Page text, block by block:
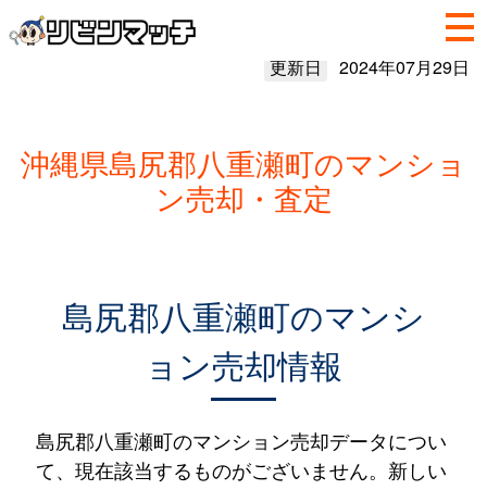
更新日 2024年07月29日
沖縄県島尻郡八重瀬町のマンショ
ン売却・査定
島尻郡八重瀬町のマンシ
ョン売却情報
島尻郡八重瀬町のマンション売却データについ
て、現在該当するものがございません。新しい